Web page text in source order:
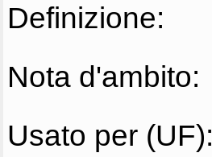
Definizione:
Nota d'ambito:
Usato per (UF):